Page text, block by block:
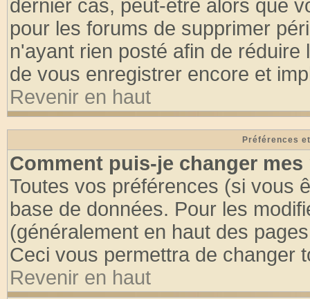
dernier cas, peut-être alors que
pour les forums de supprimer
n'ayant rien posté afin de
de vous enregistrer encore et
Revenir en haut
Préférences
Comment puis-je changer mes
Toutes vos préférences (si vous
base de données. Pour les
(généralement en haut des
Ceci vous permettra de changer
Revenir en haut